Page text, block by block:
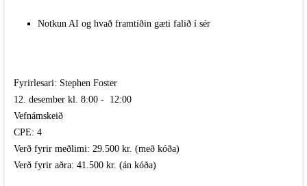
Notkun AI og hvað framtíðin gæti falið í sér
Fyrirlesari: Stephen Foster
12. desember kl. 8:00 - 12:00
Vefnámskeið
CPE: 4
Verð fyrir meðlimi: 29.500 kr. (með kóða)
Verð fyrir aðra: 41.500 kr. (án kóða)